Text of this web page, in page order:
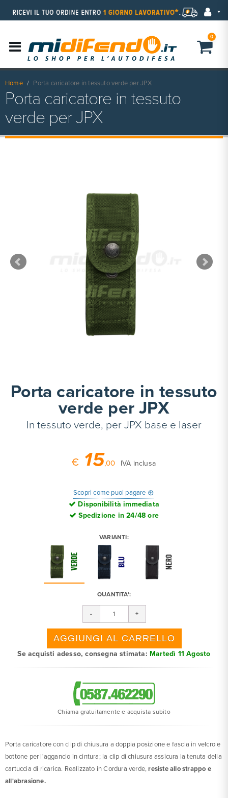
0
Home Porta caricatore in tessuto verde per JPX
Porta caricatore in tessuto
verde per JPX
Porta caricatore in tessuto
verde per JPX
In tessuto verde, per JPX base e laser
€ 15,00 IVA inclusa
Scopri come puoi pagare ⊕
Disponibilità immediata
Spedizione in 24/48 ore
VARIANTI:
QUANTITA':
Se acquisti adesso, consegna stimata: Martedì 11 Agosto
Chiama gratuitamente e acquista subito
Porta caricatore con clip di chiusura a doppia posizione e fascia in velcro e
bottone per l'aggancio in cintura; la clip di chiusura assicura la tenuta della
cartuccia di ricarica. Realizzato in Cordura verde,resiste allo strappo e
all'abrasione.